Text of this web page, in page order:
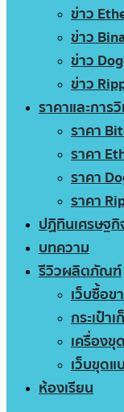
ข่าว
ข่าว
ข่าว
ข่าว
ราคาและการวิ
ราคา
ราคา
ราคา
ราคา
ปฏิทินเศรษฐกิ
บทความ
รีวิวผลิตภัณฑ์
เว็บซื้อข
กระเป๋า
เครื่องขุ
เว็บขุดแ
ห้องเรียน